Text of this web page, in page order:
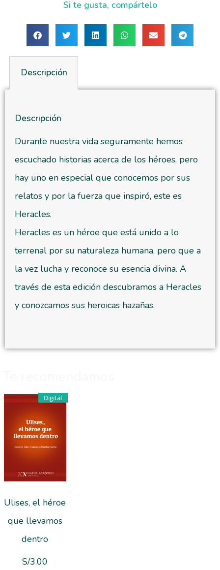
Si te gusta, compártelo
Descripción
Descripción
Durante nuestra vida seguramente hemos
escuchado historias acerca de los héroes, pero
hay uno en especial que conocemos por sus
relatos y por la fuerza que inspiró, este es
Heracles.
Heracles es un héroe que está unido a lo
terrenal por su naturaleza humana, pero que a
la vez lucha y reconoce su esencia divina. A
través de esta edición descubramos a Heracles
y conozcamos sus heroicas hazañas.
Digital
Ulises, el héroe
que llevamos
dentro
S/3.00